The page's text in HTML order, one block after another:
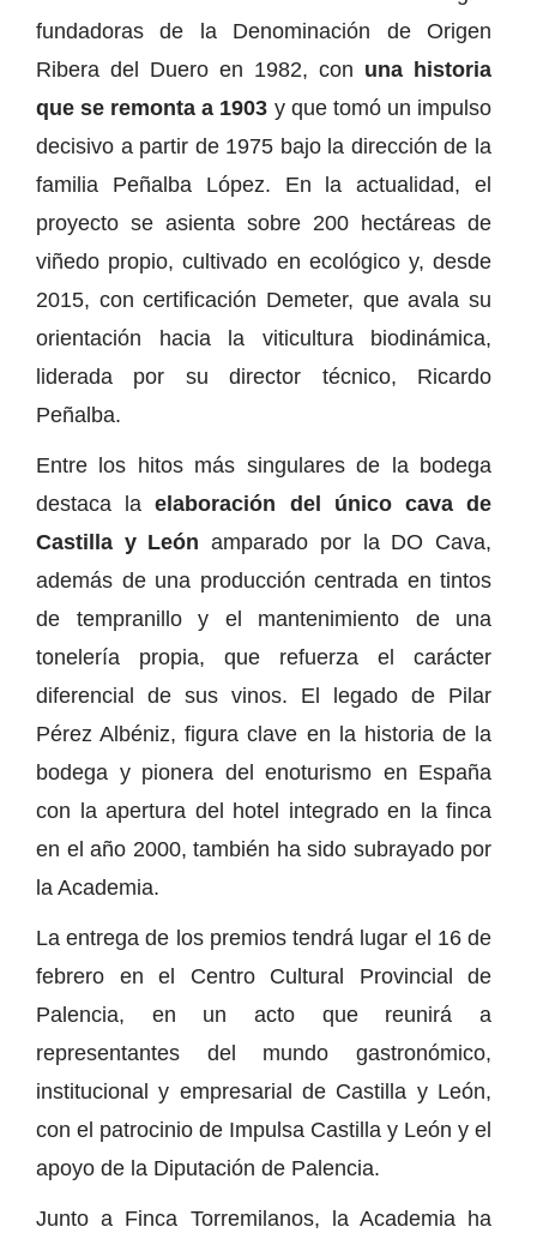
fundadoras de la Denominación de Origen
Ribera del Duero en 1982, con una historia
que se remonta a 1903 y que tomó un impulso
decisivo a partir de 1975 bajo la dirección de la
familia Peñalba López. En la actualidad, el
proyecto se asienta sobre 200 hectáreas de
viñedo propio, cultivado en ecológico y, desde
2015, con certificación Demeter, que avala su
orientación hacia la viticultura biodinámica,
liderada por su director técnico, Ricardo
Peñalba.
Entre los hitos más singulares de la bodega
destaca la elaboración del único cava de
Castilla y Leónamparado por la DO Cava,
además de una producción centrada en tintos
de tempranillo y el mantenimiento de una
tonelería propia, que refuerza el carácter
diferencial de sus vinos. El legado de Pilar
Pérez Albéniz, figura clave en la historia de la
bodega y pionera del enoturismo en España
con la apertura del hotel integrado en la finca
en el año 2000, también ha sido subrayado por
la Academia.
La entrega de los premios tendrá lugar el 16 de
febrero en el Centro Cultural Provincial de
Palencia, en un acto que reunirá a
representantes del mundo gastronómico,
institucional y empresarial de Castilla y León,
con el patrocinio de Impulsa Castilla y León y el
apoyo de la Diputación de Palencia.
Junto a Finca Torremilanos, la Academia ha